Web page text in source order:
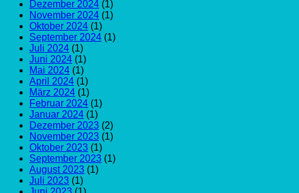
Dezember 2024 (1)
November 2024 (1)
Oktober 2024 (1)
September 2024 (1)
Juli 2024 (1)
Juni 2024 (1)
Mai 2024 (1)
April 2024 (1)
März 2024 (1)
Februar 2024 (1)
Januar 2024 (1)
Dezember 2023 (2)
November 2023 (1)
Oktober 2023 (1)
September 2023 (1)
August 2023 (1)
Juli 2023 (1)